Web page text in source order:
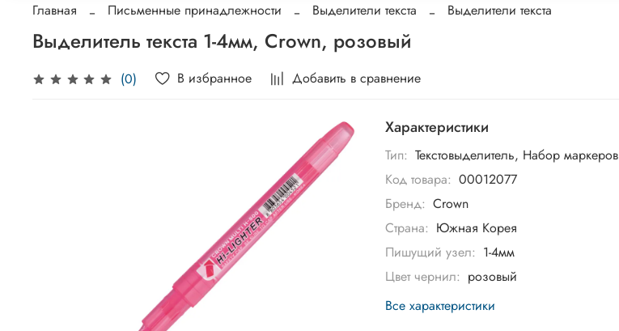
Главная Письменные принадлежности Выделители текста Выделители текста
Выделитель текста 1-4мм, Crown, розовый
(0) В избранное Добавить в сравнение
Характеристики
Тип: Текстовыделитель, Набор маркеров
Код товара: 00012077
Бренд: Crown
Страна: Южная Корея
Пишущий узел: 1-4мм
Цвет чернил: розовый
Все характеристики